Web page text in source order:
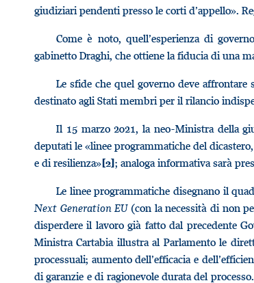
giudiziari pendenti presso le corti d’appello».
Come è noto, quell’esperienza di
gabinetto Draghi, che ottiene la fiducia di una
Le sfide che quel governo deve
destinato agli Stati membri per il rilancio
Il 15 marzo 2021, la neo-Ministra della
deputati le «linee programmatiche del
e di resilienza»[2]; analoga informativa sarà
Le linee programmatiche disegnano il
Next Generation EU(con la necessità di non
disperdere il lavoro già fatto dal precedente
Ministra Cartabia illustra al Parlamento le
processuali; aumento dell’efficacia e
di garanzie e di ragionevole durata del